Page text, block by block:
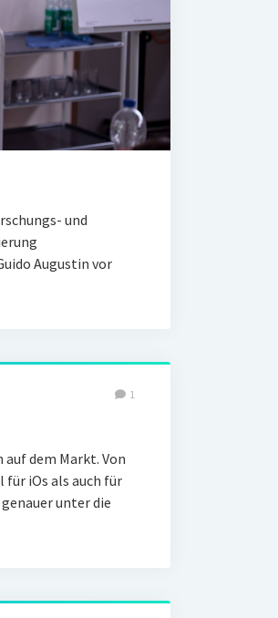
und
Augustin vor
1
dem Markt. Von
iOs als auch für
unter die